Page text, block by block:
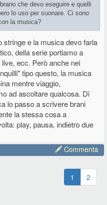
che devo eseguire e quelli
lo uso per suonare. Ci sono
la musica?
stringe e la musica devo farla
della serie portiamo a
ecc. Però anche nei
tipo questo, la musica
mentre viaggio,
ad ascoltare qualcosa. Di
lo passo a scrivere brani
la stessa cosa a
play, pausa, indietro due
Commenta
1 2